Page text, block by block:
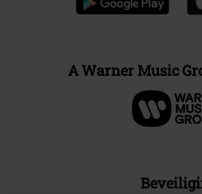
A Warner Music